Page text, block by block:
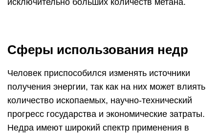
исключительно больших количеств метана.
Сферы использования недр
Человек приспособился изменять источники
получения энергии, так как на них может влиять
количество ископаемых, научно-технический
прогресс государства и экономические затраты.
Недра имеют широкий спектр применения в